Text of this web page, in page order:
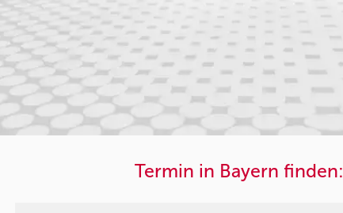
Termin in Bayern finden: